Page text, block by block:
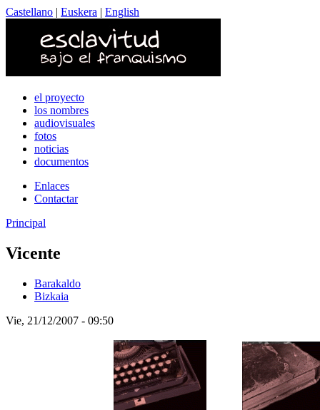
Castellano | Euskera | English
el proyecto
los nombres
audiovisuales
fotos
noticias
documentos
Enlaces
Contactar
Principal
Vicente
Barakaldo
Bizkaia
Vie, 21/12/2007 - 09:50